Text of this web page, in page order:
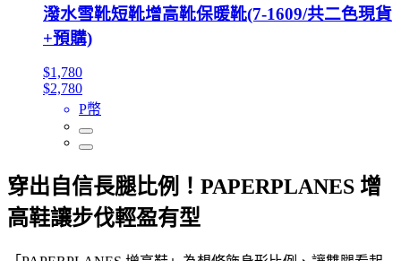
潑水雪靴短靴增高靴保暖靴(7-1609/共二色現貨
+預購)
$1,780
$2,780
P幣
穿出自信長腿比例！PAPERPLANES 增
高鞋讓步伐輕盈有型